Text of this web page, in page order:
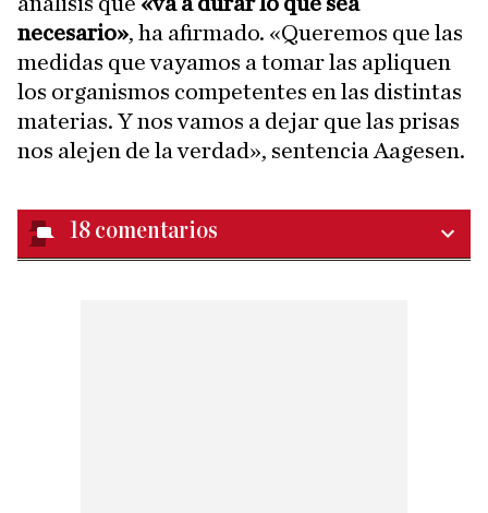
necesario», ha afirmado. «Queremos que las
medidas que vayamos a tomar las apliquen
los organismos competentes en las distintas
materias. Y nos vamos a dejar que las prisas
nos alejen de la verdad», sentencia Aagesen.
18 comentarios